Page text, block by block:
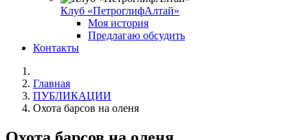
Клуб «ПетроглифАлтай»
Моя история
Предлагаю обсудить
Контакты
Главная
ПУБЛИКАЦИИ
Охота барсов на оленя